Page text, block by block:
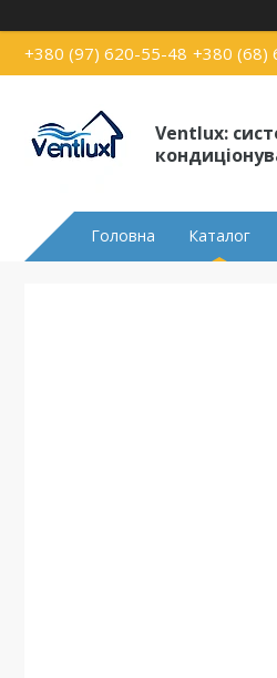
+380 (97) 620-55-48 +380 (68)
Ventlux:
Головна Каталог